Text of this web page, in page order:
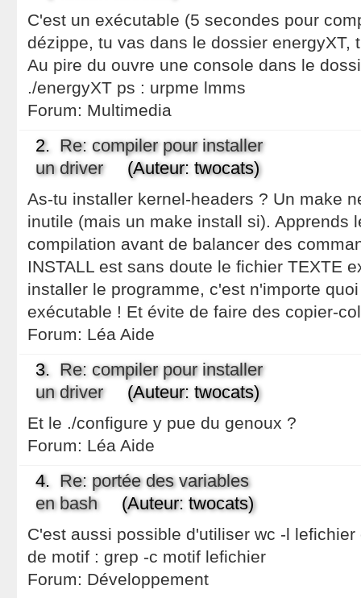
C'est un exécutable (5 secondes pour
dézippe, tu vas dans le dossier energyXT,
Au pire du ouvre une console dans le
./energyXT ps : urpme lmms
Forum: Multimedia
2. Re: compiler pour installer
un driver(Auteur: twocats)
As-tu installer kernel-headers ? Un make
inutile (mais un make install si). Apprends
compilation avant de balancer des
INSTALL est sans doute le fichier TEXTE
installer le programme, c'est n'importe
exécutable ! Et évite de faire des copier-
Forum: Léa Aide
3. Re: compiler pour installer
un driver(Auteur: twocats)
Et le ./configure y pue du genoux ?
Forum: Léa Aide
4. Re: portée des variables
en bash(Auteur: twocats)
C'est aussi possible d'utiliser wc -l
de motif : grep -c motif lefichier
Forum: Développement